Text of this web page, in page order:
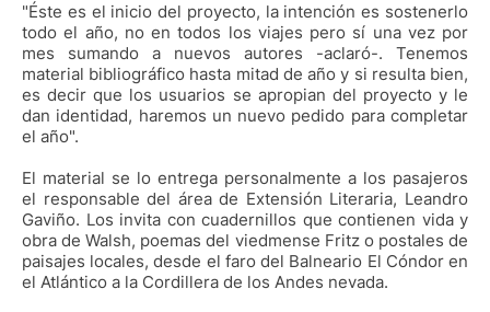
"Éste es el inicio del proyecto, la intención es sostenerlo
todo el año, no en todos los viajes pero sí una vez por
mes sumando a nuevos autores -aclaró-. Tenemos
material bibliográfico hasta mitad de año y si resulta bien,
es decir que los usuarios se apropian del proyecto y le
dan identidad, haremos un nuevo pedido para completar
el año".
El material se lo entrega personalmente a los pasajeros
el responsable del área de Extensión Literaria, Leandro
Gaviño. Los invita con cuadernillos que contienen vida y
obra de Walsh, poemas del viedmense Fritz o postales de
paisajes locales, desde el faro del Balneario El Cóndor en
el Atlántico a la Cordillera de los Andes nevada.